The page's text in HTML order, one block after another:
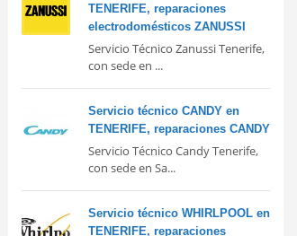
TENERIFE, reparaciones
electrodomésticos ZANUSSI
Servicio Técnico Zanussi Tenerife,
con sede en ...
Servicio técnico CANDY en
TENERIFE, reparaciones CANDY
Servicio Técnico Candy Tenerife,
con sede en Sa...
Servicio técnico WHIRLPOOL en
TENERIFE, reparaciones